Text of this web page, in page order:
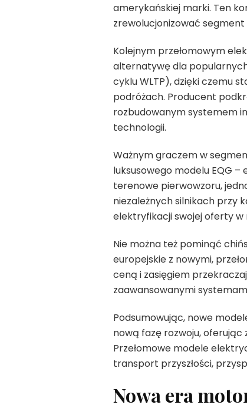
amerykańskiej marki. Ten
zrewolucjonizować segment
Kolejnym przełomowym
alternatywę dla
cyklu WLTP), dzięki czemu
podróżach. Producent
rozbudowanym systemem
technologii.
Ważnym graczem w
luksusowego modelu EQG
terenowe pierwowzoru,
niezależnych silnikach przy
elektryfikacji swojej oferty w
Nie można też pominąć
europejskie z nowymi,
ceną i zasięgiem
zaawansowanymi
Podsumowując, nowe
nową fazę rozwoju, oferując
Przełomowe modele
transport przyszłości,
Nowa era